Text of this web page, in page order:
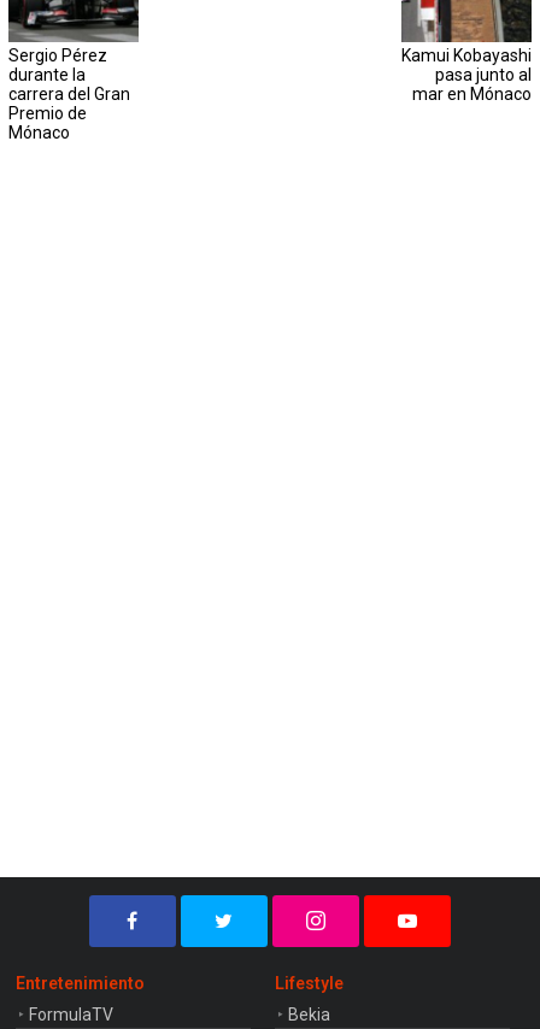
Sergio Pérez
durante la
carrera del Gran
Premio de
Mónaco
Kamui Kobayashi
pasa junto al
mar en Mónaco
Entretenimiento
FormulaTV
Lifestyle
Bekia